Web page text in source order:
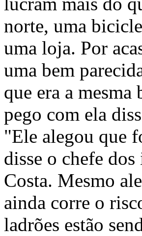
norte, uma
uma loja. Por
uma bem
que era a mesma
pego com ela
"Ele alegou que
disse o chefe
Costa. Mesmo
ainda corre o
ladrões estão